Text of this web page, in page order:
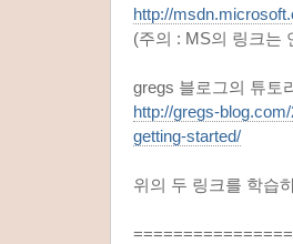
http://
(주의 : MS의 링크는
gregs 블로그의 튜토
http://gregs-
getting-started/
위의 두 링크를 학습